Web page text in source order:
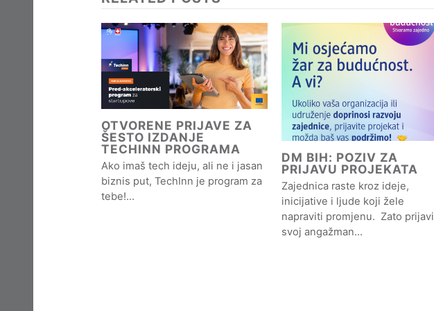
OTVORENE PRIJAVE ZA
ŠESTO IZDANJE
TECHINN PROGRAMA
Ako imaš tech ideju, ali ne i jasan
biznis put, TechInn je program za
tebe!…
DM BIH: POZIV ZA
PRIJAVU PROJEKATA
Zajednica raste kroz ideje,
inicijative i ljude koji žele
napraviti promjenu. Zato prijavi
svoj angažman…